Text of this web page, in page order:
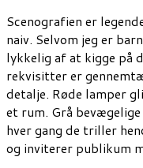
Scenografien er
naiv. Selvom jeg er
lykkelig af at kigge på
rekvisitter er
detalje. Røde lamper
et rum. Grå
hver gang de triller
og inviterer publikum